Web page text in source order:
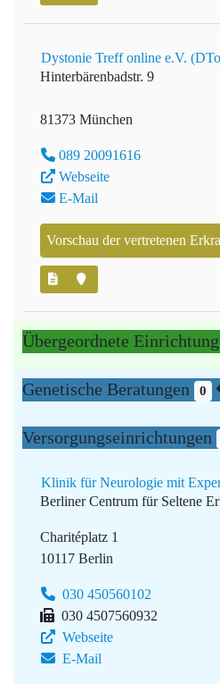
Dystonie Treff online e.V.
Hinterbärenbadstr. 9
81373 München
089 20091616
Webseite
E-Mail
Vorschau der vertretenen
Übergeordnete
Genetische Beratungen 0
Versorgungseinrichtungen
Klinik für Neurologie mit
Berliner Centrum für Seltene
Charitéplatz 1
10117 Berlin
030 450560102
030 4507560932
Webseite
E-Mail